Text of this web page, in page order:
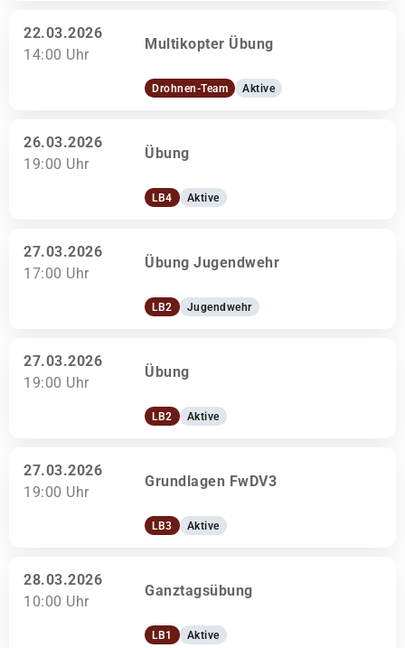
22.03.2026
14:00 Uhr
Multikopter Übung
Drohnen-Team Aktive
26.03.2026
19:00 Uhr
Übung
LB4 Aktive
27.03.2026
17:00 Uhr
Übung Jugendwehr
LB2 Jugendwehr
27.03.2026
19:00 Uhr
Übung
LB2 Aktive
27.03.2026
19:00 Uhr
Grundlagen FwDV3
LB3 Aktive
28.03.2026
10:00 Uhr
Ganztagsübung
LB1 Aktive